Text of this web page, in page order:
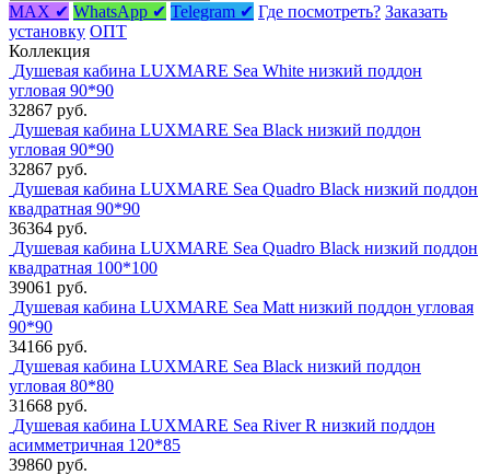
MAX ✔ WhatsApp ✔ Telegram ✔ Где посмотреть? Заказать
установку ОПТ
Коллекция
Душевая кабина LUXMARE Sea White низкий поддон
угловая 90*90
32867 руб.
Душевая кабина LUXMARE Sea Black низкий поддон
угловая 90*90
32867 руб.
Душевая кабина LUXMARE Sea Quadro Black низкий поддон
квадратная 90*90
36364 руб.
Душевая кабина LUXMARE Sea Quadro Black низкий поддон
квадратная 100*100
39061 руб.
Душевая кабина LUXMARE Sea Matt низкий поддон угловая
90*90
34166 руб.
Душевая кабина LUXMARE Sea Black низкий поддон
угловая 80*80
31668 руб.
Душевая кабина LUXMARE Sea River R низкий поддон
асимметричная 120*85
39860 руб.